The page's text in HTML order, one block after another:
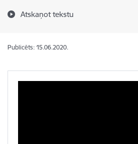
Atskaņot tekstu
Publicēts: 15.06.2020.